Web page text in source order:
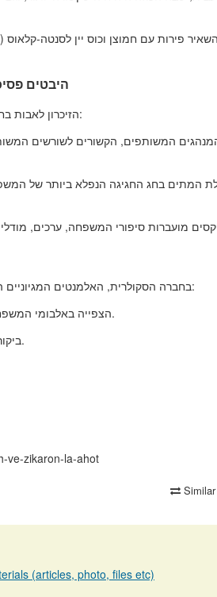
פירות עם חמוצן וכוס יין לסנטה-
5. היבטים
הזיכרון לאבות בחג המולד ממלא תפקידים פסיכוסוציאליים חשובים:
המשותפים, הקשורים לשורשים
המתים בחג החגיגה הנפלא ביותר של
בחברה הסקולרית, האלמנטים המגיוניים הלכו, אך הצורך הארכטיפי נשאר. הוא מביע עצמו ב:
הצפייה באלבומי המשפחה, הזכרונות על קרובי משפחה שעברו לעולם השני.
ביקור בבתי קברות לפני חג המולד (בתרבויות מסוימות).
ve-zikaron-la-ahot
(articles, photo, files etc)